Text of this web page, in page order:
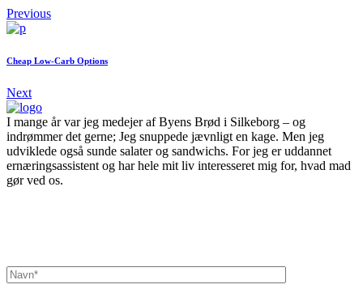
Previous
Cheap Low-Carb Options
Next
I mange år var jeg medejer af Byens Brød i Silkeborg – og
indrømmer det gerne; Jeg snuppede jævnligt en kage. Men jeg
udviklede også sunde salater og sandwichs. For jeg er uddannet
ernæringsassistent og har hele mit liv interesseret mig for, hvad mad
gør ved os.